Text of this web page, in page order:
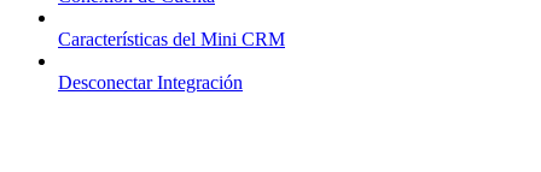
Características del Mini CRM
Desconectar Integración